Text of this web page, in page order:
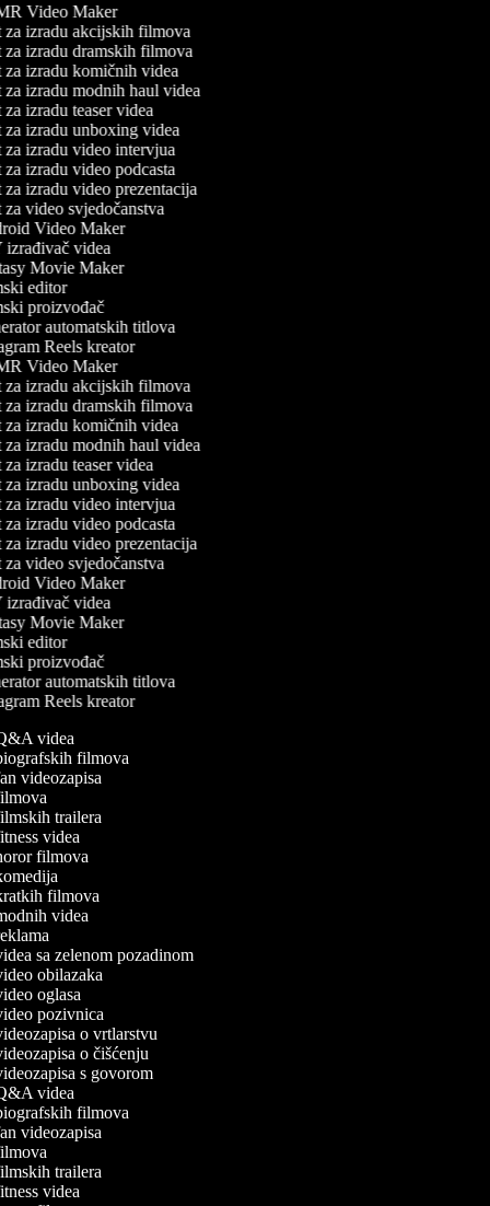
Video Maker
izradu akcijskih filmova
izradu dramskih filmova
izradu komičnih videa
izradu modnih haul videa
izradu teaser videa
izradu unboxing videa
izradu video intervjua
izradu video podcasta
izradu video prezentacija
video svjedočanstva
Video Maker
videa
Movie Maker
editor
proizvođač
automatskih titlova
Reels kreator
Video Maker
izradu akcijskih filmova
izradu dramskih filmova
izradu komičnih videa
izradu modnih haul videa
izradu teaser videa
izradu unboxing videa
izradu video intervjua
izradu video podcasta
izradu video prezentacija
video svjedočanstva
Video Maker
videa
Movie Maker
editor
proizvođač
automatskih titlova
Reels kreator
videa
filmova
videozapisa
trailera
videa
filmova
filmova
videa
sa zelenom pozadinom
obilazaka
oglasa
pozivnica
o vrtlarstvu
o čišćenju
s govorom
videa
filmova
videozapisa
trailera
videa